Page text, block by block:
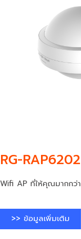
RG-RAP6202
Wifi AP ที่ให้คุณมากกว่า
>> ข้อมูลเพิ่มเติม